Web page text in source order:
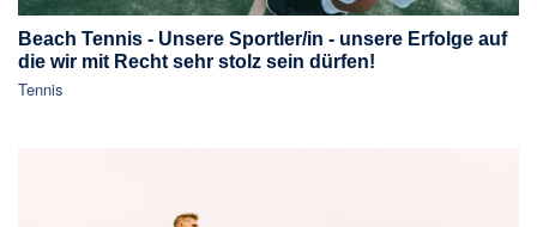
Beach Tennis - Unsere Sportler/in - unsere Erfolge auf
die wir mit Recht sehr stolz sein dürfen!
Tennis